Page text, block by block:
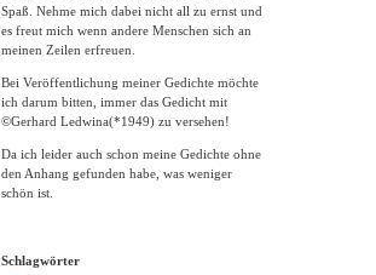
Spaß. Nehme mich dabei nicht all zu ernst und
es freut mich wenn andere Menschen sich an
meinen Zeilen erfreuen.
Bei Veröffentlichung meiner Gedichte möchte
ich darum bitten, immer das Gedicht mit
©Gerhard Ledwina(*1949) zu versehen!
Da ich leider auch schon meine Gedichte ohne
den Anhang gefunden habe, was weniger
schön ist.
Schlagwörter